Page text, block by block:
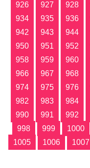
926
927 928
934
935 936
942
943 944
950
951 952
958
959 960
966
967 968
974
975 976
982
983 984
990
991 992
998
999 1000
1005
1006 1007